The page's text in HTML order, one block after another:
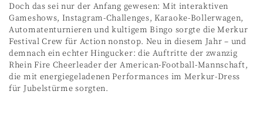
Doch das sei nur der Anfang gewesen: Mit interaktiven
Gameshows, Instagram-Challenges, Karaoke-Bollerwagen,
Automatenturnieren und kultigem Bingo sorgte die Merkur
Festival Crew für Action nonstop. Neu in diesem Jahr – und
demnach ein echter Hingucker: die Auftritte der zwanzig
Rhein Fire Cheerleader der American-Football-Mannschaft,
die mit energiegeladenen Performances im Merkur-Dress
für Jubelstürme sorgten.